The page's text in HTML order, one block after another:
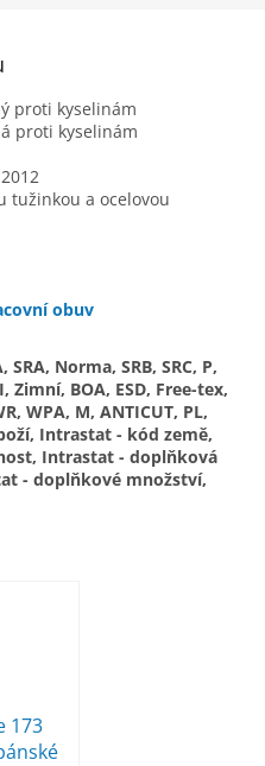
proti kyselinám
proti kyselinám
tužinkou a ocelovou
obuv
SRA, Norma, SRB, SRC, P,
Zimní, BOA, ESD, Free-tex,
WPA, M, ANTICUT, PL,
Intrastat - kód země,
Intrastat - doplňková
- doplňkové množství,
173